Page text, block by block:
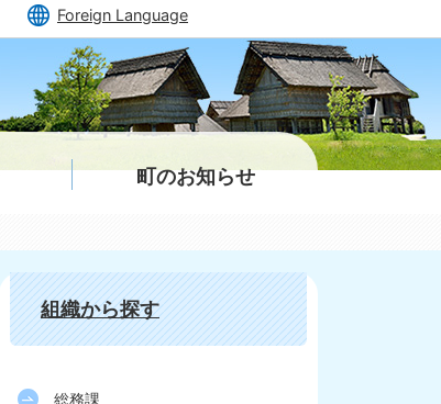
Foreign Language
町のお知らせ
組織から探す
総務課